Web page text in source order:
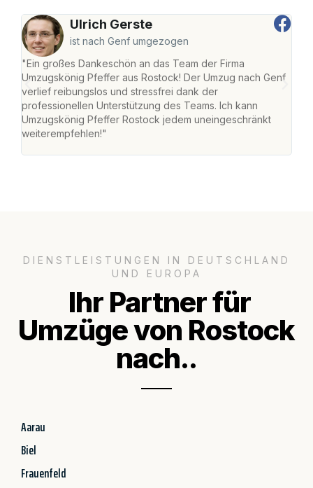
Ulrich Gerste
ist nach Genf umgezogen
"Ein großes Dankeschön an das Team der Firma
Umzugskönig Pfeffer aus Rostock! Der Umzug nach Genf
verlief reibungslos und stressfrei dank der
professionellen Unterstützung des Teams. Ich kann
Umzugskönig Pfeffer Rostock jedem uneingeschränkt
weiterempfehlen!"
DIENSTLEISTUNGEN IN DEUTSCHLAND
UND EUROPA
Ihr Partner für
Umzüge von Rostock
nach..
Aarau
Biel
Frauenfeld